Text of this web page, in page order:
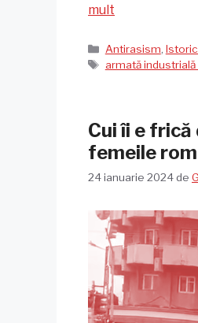
mult
Categorii
Antirasism,
Etichete
armată
Cui îi e
femeile
24 ianuarie 2024de